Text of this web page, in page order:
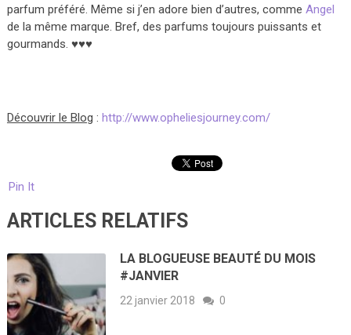
parfum préféré. Même si j’en adore bien d’autres, comme Angel
de la même marque. Bref, des parfums toujours puissants et
gourmands. ♥♥♥
Découvrir le Blog : http://www.opheliesjourney.com/
Pin It
ARTICLES RELATIFS
LA BLOGUEUSE BEAUTÉ DU MOIS
#JANVIER
22 janvier 2018 0